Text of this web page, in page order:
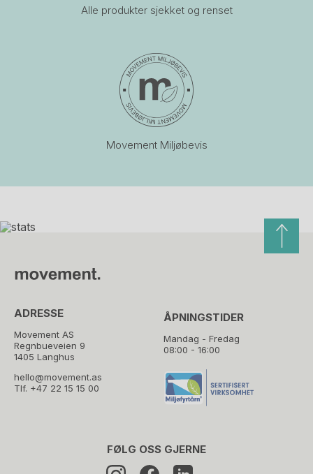
Alle produkter sjekket og renset
Movement Miljøbevis
ADRESSE
Movement AS
Regnbueveien 9
1405 Langhus
hello@movement.as
Tlf. +47 22 15 15 00
ÅPNINGSTIDER
Mandag - Fredag
08:00 - 16:00
FØLG OSS GJERNE